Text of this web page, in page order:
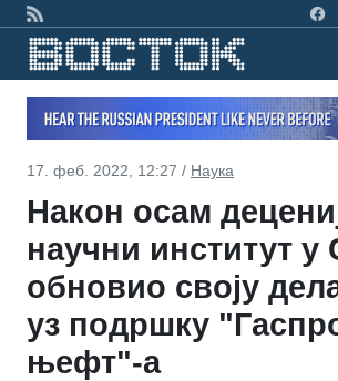
17. феб. 2022, 12:27 / Наука
Након осам
научни институт у
обновио своју
уз подршку
њефт"-а